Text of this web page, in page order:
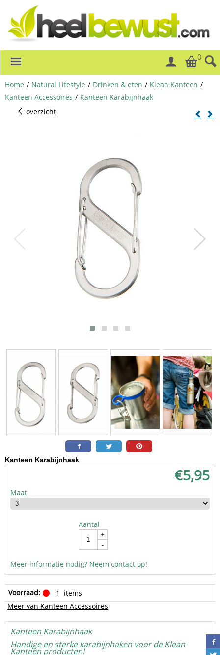
0
Home / Natural Lifestyle / Drinken & eten / Klean Kanteen /
Kanteen Accessoires / Kanteen Karabijnhaak
overzicht
Kanteen Karabijnhaak
€5,95
Maat
Aantal
+
-
Meer informatie nodig? Neem contact op!
Voorraad: 1
items
Meer van Kanteen Accessoires
Kanteen Karabijnhaak
Handige en sterke karabijnhaken voor de Klean
Kanteen producten!